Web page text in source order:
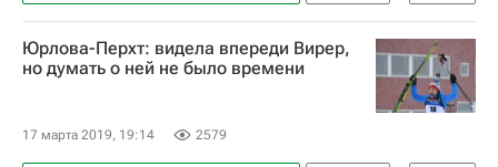
Евгений Гараничев
Сборная России по биатлону
Юрлова-Перхт: видела впереди Вирер,
но думать о ней не было времени
17 марта 2019, 19:14 2579